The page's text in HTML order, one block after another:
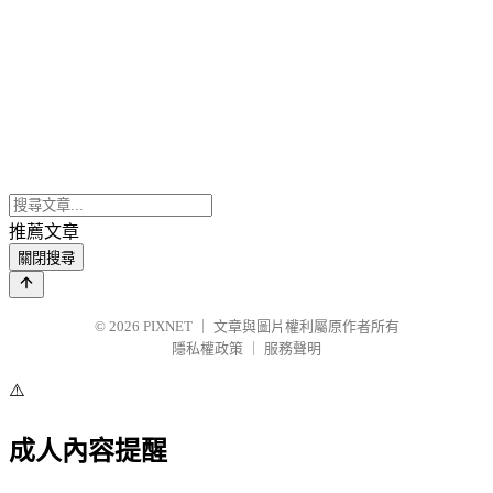
推薦文章
關閉搜尋
© 2026 PIXNET
文章與圖片權利屬原作者所有
隱私權政策
服務聲明
⚠️
成人內容提醒